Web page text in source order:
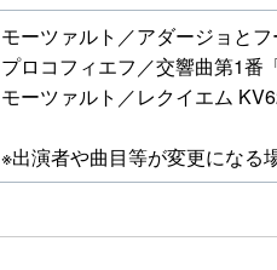
モーツァルト／アダージョと
プロコフィエフ／交響曲第1番
モーツァルト／レクイエム
※出演者や曲目等が変更になる